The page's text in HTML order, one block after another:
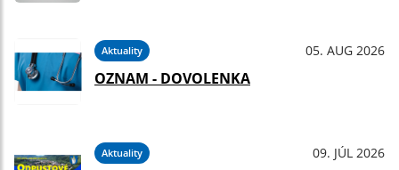
Aktuality 05. AUG 2026
OZNAM - DOVOLENKA
Aktuality 09. JÚL 2026